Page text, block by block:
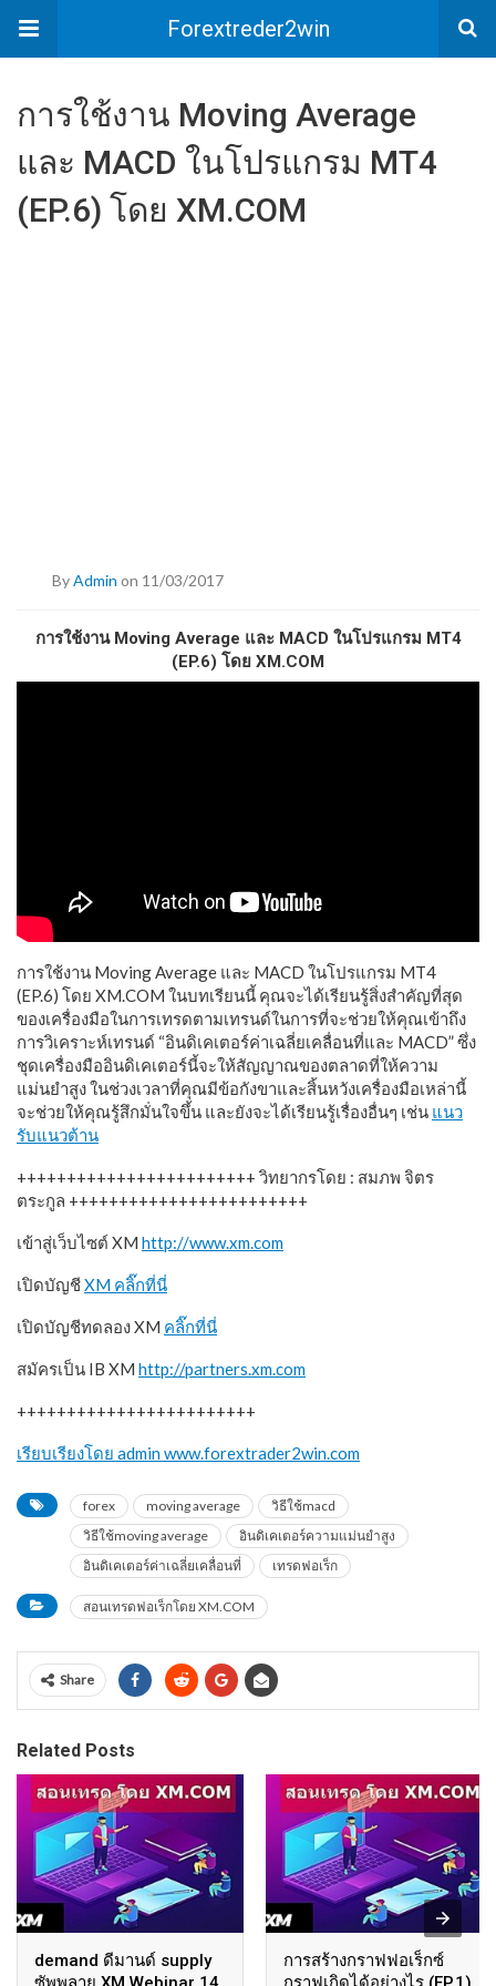
Forextreder2win
การใช้งาน Moving Average
และ MACD ในโปรแกรม MT4
(EP.6) โดย XM.COM
By Admin on 11/03/2017
การใช้งาน Moving Average และ MACD ในโปรแกรม MT4
(EP.6) โดย XM.COM
การใช้งาน Moving Average และ MACD ในโปรแกรม MT4
(EP.6) โดย XM.COM ในบทเรียนนี้ คุณจะได้เรียนรู้สิ่งสำคัญที่สุด
ของเครื่องมือในการเทรดตามเทรนด์ในการที่จะช่วยให้คุณเข้าถึง
การวิเคราะห์เทรนด์ “อินดิเคเตอร์ค่าเฉลี่ยเคลื่อนที่และ MACD” ซึ่ง
ชุดเครื่องมืออินดิเคเตอร์นี้จะให้สัญญาณของตลาดที่ให้ความ
แม่นยำสูง ในช่วงเวลาที่คุณมีข้อกังขาและสิ้นหวังเครื่องมือเหล่านี้
จะช่วยให้คุณรู้สึกมั่นใจขึ้น และยังจะได้เรียนรู้เรื่องอื่นๆ เช่น แนว
รับแนวต้าน
++++++++++++++++++++++++ วิทยากรโดย : สมภพ จิตร
ตระกูล ++++++++++++++++++++++++
เข้าสู่เว็บไซต์ XM http://www.xm.com
เปิดบัญชีXM คลิ๊กที่นี่
เปิดบัญชีทดลอง XM คลิ๊กที่นี่
สมัครเป็น IB XM http://partners.xm.com
++++++++++++++++++++++++
เรียบเรียงโดย admin www.forextrader2win.com
forex moving average
วิธีใช้macd
วิธีใช้moving average
อินดิเคเตอร์ความแม่นยำสูง
อินดิเคเตอร์ค่าเฉลี่ยเคลื่อนที่
เทรดฟอเร็ก
สอนเทรดฟอเร็กโดย XM.COM
Share
Related Posts
demand ดีมานด์ supply
การสร้างกราฟฟอเร็กซ์